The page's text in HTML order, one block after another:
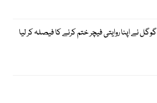
گوگل نے اپنا روایتی فیچر ختم کرنے کا فیصلہ کر لیا